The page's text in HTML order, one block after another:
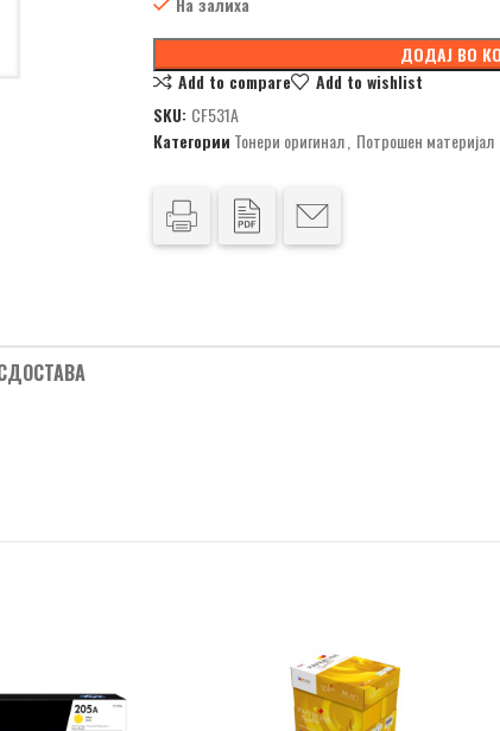
ДОДАЈ ВО
Add to compare
Add to wishlist
SKU: CF531A
Категории Тонери оригинал Потрошен материјал
ДОСТАВА